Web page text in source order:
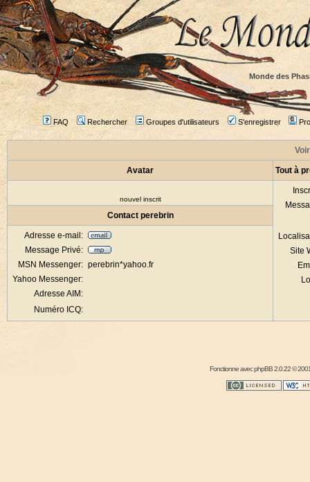
Monde des
FAQ Rechercher Groupes d'utilisateurs S'enregistrer
Avatar Tout à
nouvel inscrit
Site
Contact perebrin
Adresse e-mail:
Message Privé:
MSN Messenger: perebrin*yahoo.fr
Yahoo Messenger:
Adresse AIM:
Numéro ICQ:
Fonctionne avecphpBB2.0.22 ©